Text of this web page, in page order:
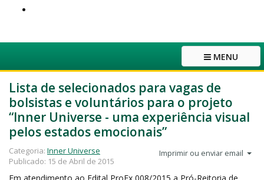
MENU
Lista de selecionados para vagas de
bolsistas e voluntários para o projeto
“Inner Universe - uma experiência visual
pelos estados emocionais”
Imprimir ou enviar email
Categoria: Inner Universe
Publicado: 15 de Abril de 2015